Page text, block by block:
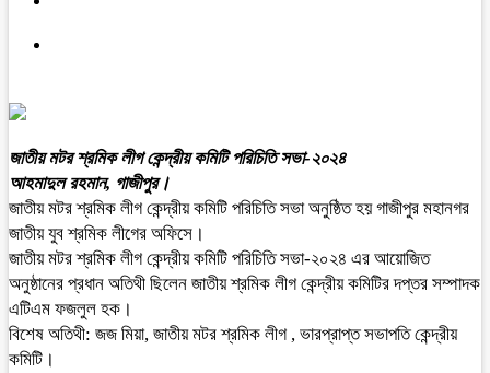
জাতীয় মটর শ্রমিক লীগ কেন্দ্রীয় কমিটি পরিচিতি সভা-২০২৪
আহমাদুল রহমান, গাজীপুর।
জাতীয় মটর শ্রমিক লীগ কেন্দ্রীয় কমিটি পরিচিতি সভা অনুষ্ঠিত হয় গাজীপুর মহানগর
জাতীয় যুব শ্রমিক লীগের অফিসে।
জাতীয় মটর শ্রমিক লীগ কেন্দ্রীয় কমিটি পরিচিতি সভা-২০২৪ এর আয়োজিত
অনুষ্ঠানের প্রধান অতিথী ছিলেন জাতীয় শ্রমিক লীগ কেন্দ্রীয় কমিটির দপ্তর সম্পাদক
এটিএম ফজলুল হক।
বিশেষ অতিথী: জজ মিয়া, জাতীয় মটর শ্রমিক লীগ , ভারপ্রাপ্ত সভাপতি কেন্দ্রীয়
কমিটি।